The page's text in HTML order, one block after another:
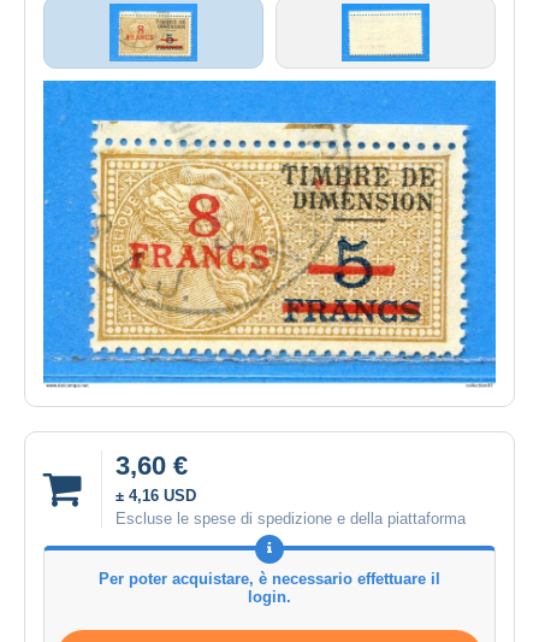
3,60 €
± 4,16 USD
Escluse le spese di spedizione e della piattaforma
Per poter acquistare, è necessario effettuare il
login.